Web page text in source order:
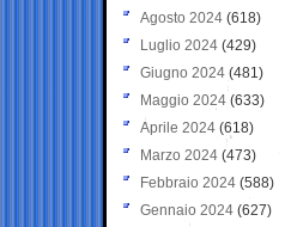
Agosto 2024 (618)
Luglio 2024 (429)
Giugno 2024 (481)
Maggio 2024 (633)
Aprile 2024 (618)
Marzo 2024 (473)
Febbraio 2024 (588)
Gennaio 2024 (627)